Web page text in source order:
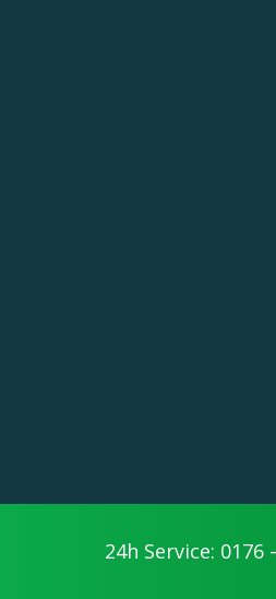
24h Service: 0176